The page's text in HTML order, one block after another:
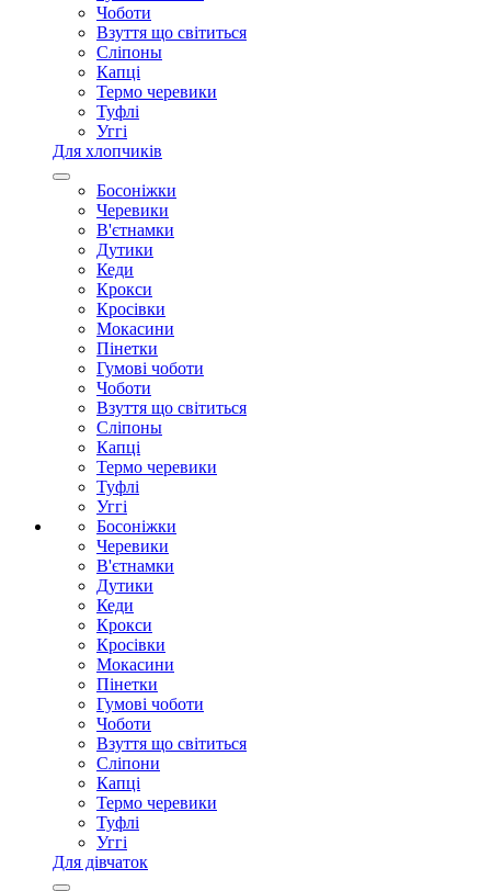
Чоботи
Взуття що світиться
Сліпоны
Капці
Термо черевики
Туфлі
Уггі
Для хлопчиків
Босоніжки
Черевики
В'єтнамки
Дутики
Кеди
Крокси
Кросівки
Мокасини
Пінетки
Гумові чоботи
Чоботи
Взуття що світиться
Сліпоны
Капці
Термо черевики
Туфлі
Уггі
Босоніжки
Черевики
В'єтнамки
Дутики
Кеди
Крокси
Кросівки
Мокасини
Пінетки
Гумові чоботи
Чоботи
Взуття що світиться
Сліпони
Капці
Термо черевики
Туфлі
Уггі
Для дівчаток